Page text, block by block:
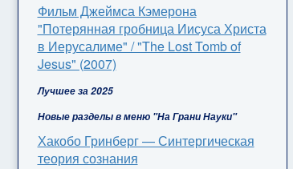
Фильм Джеймса Кэмерона
"Потерянная гробница Иисуса Христа
в Иерусалиме" / "The Lost Tomb of
Jesus" (2007)
Лучшее за 2025
Новые разделы в меню "На Грани Науки"
Хакобо Гринберг — Синтергическая
теория сознания